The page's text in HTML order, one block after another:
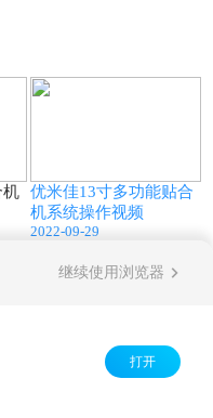
机
优米佳13寸多功能贴合
机系统操作视频
2022-09-29
继续使用浏览器
打开